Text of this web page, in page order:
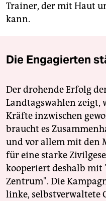
Trainer, der mit Haut
kann.
Die Engagierten
Der drohende Erfolg
Landtagswahlen zeigt,
Kräfte inzwischen
braucht es
und vor allem mit den
für eine starke
kooperiert deshalb
Zentrum". Die
linke, selbstverwaltete